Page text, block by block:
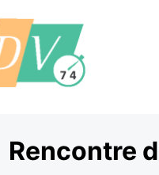
Rencontre